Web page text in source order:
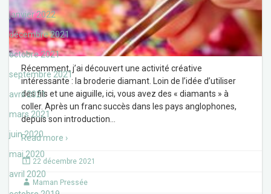
janvier 2022
décembre 2021
octobre 2021
septembre 2021
avril 2021
mars 2021
juin 2020
mai 2020
avril 2020
Récemment, j’ai découvert une activité créative
intéressante : la broderie diamant. Loin de l’idée d’utiliser
des fils et une aiguille, ici, vous avez des « diamants » à
coller. Après un franc succès dans les pays anglophones,
depuis son introduction
Read more ›
22 décembre 2021
Maman Pressée